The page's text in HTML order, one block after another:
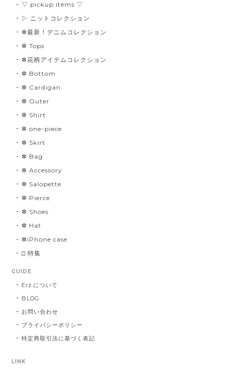
▽ pickup items ▽
▷ ニットコレクション
❇︎最新！デニムコレクション
❇︎ Tops
❇︎花柄アイテムコレクション
❇︎ Bottom
❇︎ Cardigan
❇︎ Outer
❇︎ Shirt
❇︎ one-piece
❇︎ Skirt
❇︎ Bag
❇︎ Accessory
❇︎ Salopette
❇︎ Pierce
❇︎ Shoes
❇︎ Hat
❇︎iPhone case
□ 特集
GUIDE
Erz.について
BLOG
お問い合わせ
プライバシーポリシー
特定商取引法に基づく表記
LINK